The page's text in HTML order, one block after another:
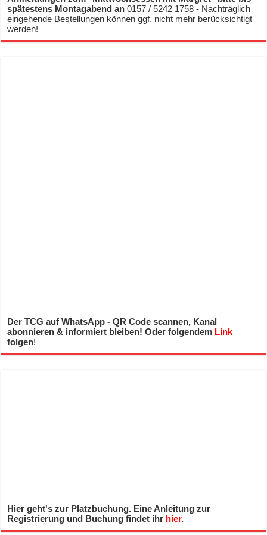
spätestens Montagabend an0157 / 5242 1758 - Nachträglich
eingehende Bestellungen können ggf. nicht mehr berücksichtigt
werden!
Der TCG auf WhatsApp - QR Code scannen, Kanal
abonnieren & informiert bleiben! Oder folgendem Link
folgen!
Hier geht's zur Platzbuchung. Eine Anleitung zur
Registrierung und Buchung findet ihr hier.